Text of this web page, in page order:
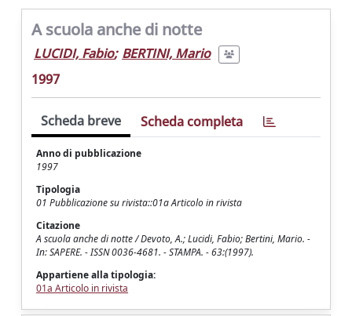
A scuola anche di notte
LUCIDI, Fabio; BERTINI, Mario
1997
Scheda breve Scheda completa
Anno di pubblicazione
1997
Tipologia
01 Pubblicazione su rivista::01a Articolo in rivista
Citazione
A scuola anche di notte / Devoto, A.; Lucidi, Fabio; Bertini, Mario. -
In: SAPERE. - ISSN 0036-4681. - STAMPA. - 63:(1997).
Appartiene alla tipologia:
01a Articolo in rivista